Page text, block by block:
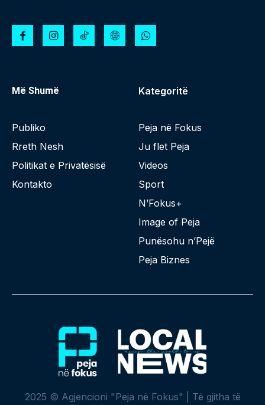
Më Shumë
Publiko
Rreth Nesh
Politikat e Privatësisë
Kontakto
Kategoritë
Peja në Fokus
Ju flet Peja
Videos
Sport
N’Fokus+
Image of Peja
Punësohu n’Pejë
Peja Biznes
2025 © Agjencioni "Peja në Fokus" | Të gjitha të